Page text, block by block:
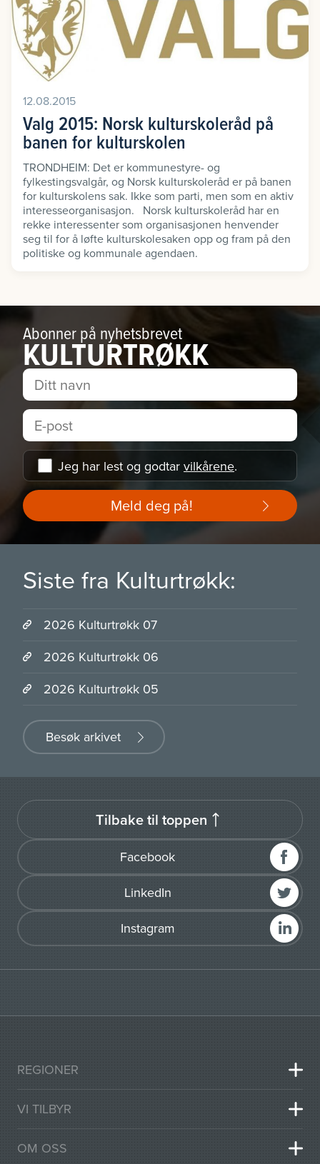
12.08.2015
Valg 2015: Norsk kulturskoleråd på
banen for kulturskolen
TRONDHEIM: Det er kommunestyre- og
fylkestingsvalgår, og Norsk kulturskoleråd er på banen
for kulturskolens sak. Ikke som parti, men som en aktiv
interesseorganisasjon. Norsk kulturskoleråd har en
rekke interessenter som organisasjonen henvender
seg til for å løfte kulturskolesaken opp og fram på den
politiske og kommunale agendaen.
Abonner på nyhetsbrevet
KULTURTRØKK
Jeg har lest og godtar vilkårene.
Meld deg på!
Siste fra Kulturtrøkk:
2026 Kulturtrøkk 07
2026 Kulturtrøkk 06
2026 Kulturtrøkk 05
Besøk arkivet
Facebook
LinkedIn
Instagram
Tilbake til toppen
REGIONER
VI TILBYR
OM OSS